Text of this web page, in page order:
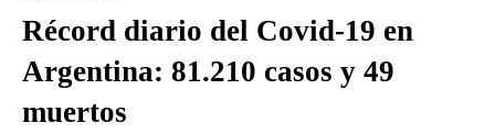
Récord diario del Covid-19 en
Argentina: 81.210 casos y 49
muertos